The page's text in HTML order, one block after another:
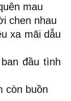
mau
chen nhau
xa mãi dẫu
đầu tình
còn buồn